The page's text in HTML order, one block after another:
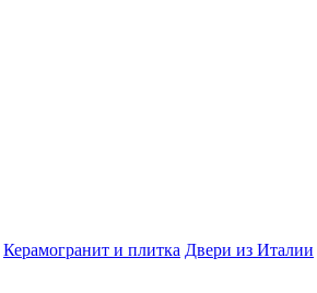
Керамогранит и плитка Двери из Италии